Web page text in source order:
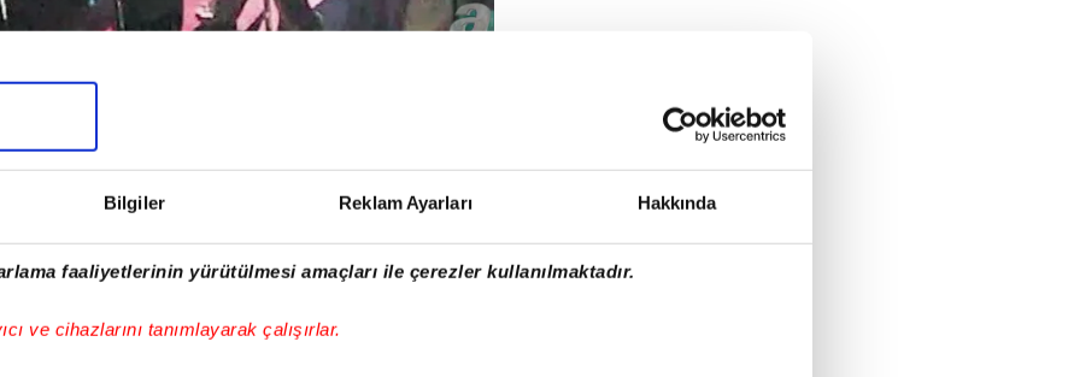
Bilgiler Reklam Ayarları Hakkında
faaliyetlerinin yürütülmesi amaçları ile çerezler kullanılmaktadır.
ve cihazlarını tanımlayarak çalışırlar.
kendisine bir otelin kral dairesinde